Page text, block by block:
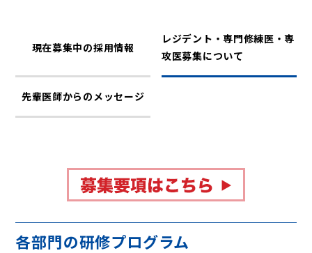
現在募集中の採用情報
レジデント・専門修練医・専
攻医募集について
先輩医師からのメッセージ
各部門の研修プログラム